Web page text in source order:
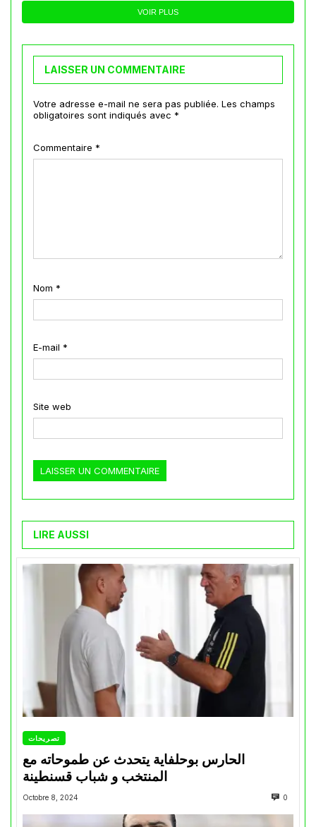
VOIR PLUS
LAISSER UN COMMENTAIRE
Votre adresse e-mail ne sera pas publiée. Les champs
obligatoires sont indiqués avec *
Commentaire *
Nom *
E-mail *
Site web
LIRE AUSSI
تصريحات
الحارس بوحلفاية يتحدث عن طموحاته مع
المنتخب و شباب قسنطينة
Octobre 8, 2024 0